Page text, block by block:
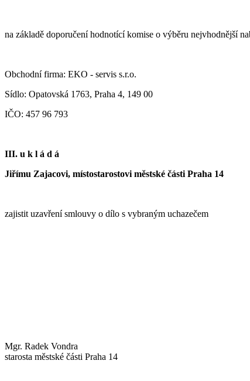
na základě doporučení hodnotící komise o výběru nejvhodnější
Obchodní firma: EKO - servis s.r.o.
Sídlo: Opatovská 1763, Praha 4, 149 00
IČO: 457 96 793
III. u k l á d á
Jiřímu Zajacovi, místostarostovi městské části Praha 14
zajistit uzavření smlouvy o dílo s vybraným uchazečem
Mgr. Radek Vondra
starosta městské části Praha 14